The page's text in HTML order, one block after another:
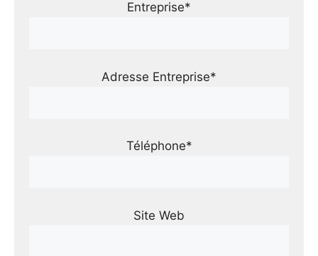
Entreprise*
Adresse Entreprise*
Téléphone*
Site Web